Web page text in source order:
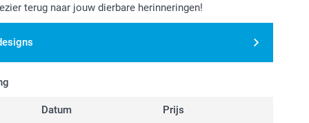
terug naar jouw dierbare herinneringen!
Datum Prijs